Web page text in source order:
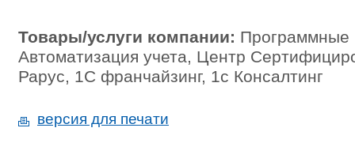
Товары/услуги компании: Программные
Автоматизация учета, Центр
Рарус, 1С франчайзинг, 1c Консалтинг
версия для печати